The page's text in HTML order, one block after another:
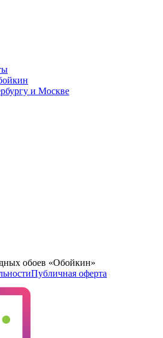
и Москве
обоев «Обойкин»
Публичная оферта